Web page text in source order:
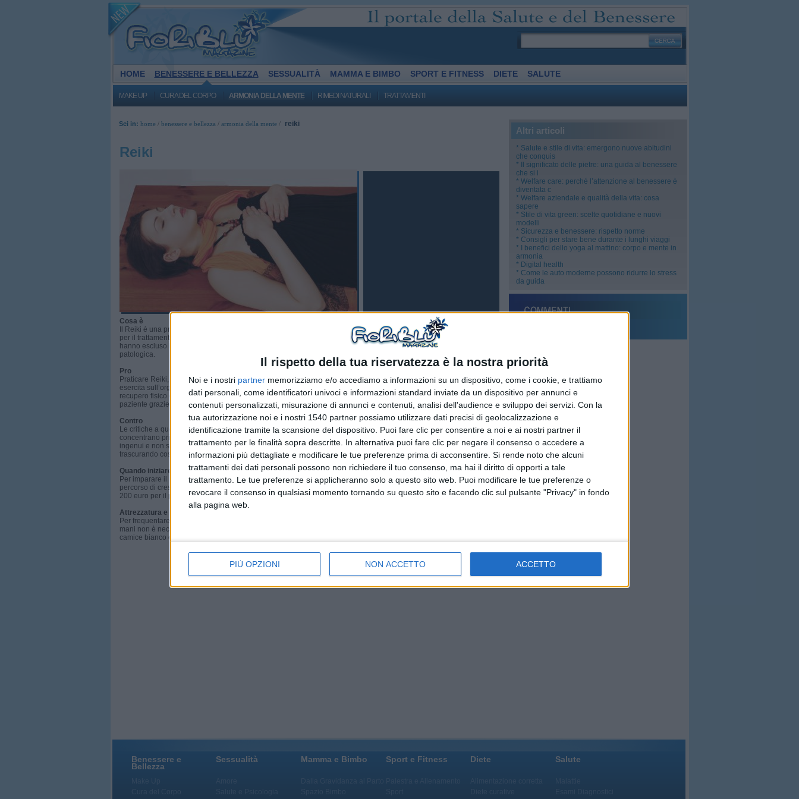
Il rispetto della tua riservatezza è la nostra priorità
Noi e i nostri partner memorizziamo e/o accediamo a informazioni su un dispositivo, come i cookie, e trattiamo
dati personali, come identificatori univoci e informazioni standard inviate da un dispositivo per annunci e
contenuti personalizzati, misurazione di annunci e contenuti, analisi dell'audience e sviluppo dei servizi. Con la
tua autorizzazione noi e i nostri 1540 partner possiamo utilizzare dati precisi di geolocalizzazione e
identificazione tramite la scansione del dispositivo. Puoi fare clic per consentire a noi e ai nostri partner il
trattamento per le finalità sopra descritte. In alternativa puoi fare clic per negare il consenso o accedere a
informazioni più dettagliate e modificare le tue preferenze prima di acconsentire. Si rende noto che alcuni
trattamenti dei dati personali possono non richiedere il tuo consenso, ma hai il diritto di opporti a tale
trattamento. Le tue preferenze si applicheranno solo a questo sito web. Puoi modificare le tue preferenze o
revocare il consenso in qualsiasi momento tornando su questo sito e facendo clic sul pulsante "Privacy" in fondo
alla pagina web.
PIÙ OPZIONI NON ACCETTO ACCETTO
HOME BENESSERE E BELLEZZA SESSUALITÀ MAMMA E BIMBO SPORT E FITNESS DIETE SALUTE
MAKE UP CURA DEL CORPO ARMONIA DELLA MENTE RIMEDI NATURALI TRATTAMENTI
Sei in: home/ benessere e bellezza / armonia della mente/ reiki
Reiki
Cosa è
Il Reiki è una pratica spirituale che, come sostengono coloro che lo praticano, viene usata come terapia alternativa
per il trattamento di malanni fisici, mentali ed emozionali. Sul Reiki sono stati effettuati studi alla fine degli anni ’80 che
hanno escluso la correlazione tra benefici scientificamente rilevabili e la pratica spirituale in qualsiasi condizione
patologica.
Pro
Praticare Reiki, che comunque va abbinato alla medicina tradizionale o ad altre forme alternative come l’omeopatia,
esercita sull’organismo un’energia positiva che allevia il dolore, riduce le controindicazioni dei farmaci, accelera il
recupero fisico e psicologico da disturbi e malanni. Una serie di effetti curativi che il praticante del Reiki induce nel
paziente grazie alla capacità di accedere a questa energia.
Contro
Le critiche a questa pratica, soprattutto da chi non crede che questa possa portare effetti benefici sulla salute, si
concentrano principalmente sulla soggezione psicologica che i praticanti possono esercitare sui pazienti. I più
ingenui e non solo potrebbero pensare erroneamente che il Reiki possa risolvere qualsiasi problema di salute,
trascurando così in maniera pericolosa le terapie tradizionali.
Quando iniziare
Per imparare il Reiki e poter praticare dei trattamenti, inevitabilmente bisogna aver compiuto la maggiore età. Il
percorso di crescita e di esperienza di chi pratica Reiki prevede tre diversi livelli, i cui costi per accedervi vanno dai
200 euro per il primo livello fino ad arrivare anche a 10.000 euro per il terzo livello.
Attrezzatura e abbigliamento
Per frequentare un corso di Reiki e diventare “portatore di energia positiva” e portare sollievo attraverso le proprie
mani non è necessario un particolare abbigliamento. Nel caso di trattamenti, è comunque buona prassi indossare un
camice bianco e aver a disposizione un lettino medico sul quale ospitare i pazienti.
Commenta subito questo articolo
Altri articoli
* Salute e stile di vita: emergono nuove abitudini
che conquis
* Il significato delle pietre: una guida al benessere
che si i
* Welfare care: perché l’attenzione al benessere è
diventata c
* Welfare aziendale e qualità della vita: cosa
sapere
* Stile di vita green: scelte quotidiane e nuovi
modelli
* Sicurezza e benessere: rispetto norme
* Consigli per stare bene durante i lunghi viaggi
* I benefici dello yoga al mattino: corpo e mente in
armonia
* Digital health
* Come le auto moderne possono ridurre lo stress
da guida
Benessere e
Bellezza
Sessualità Mamma e Bimbo Sport e Fitness Diete Salute